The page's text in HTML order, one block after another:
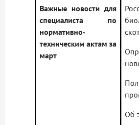
Важные новости для
специалиста по
нормативно-
техническим актам за
март
Об